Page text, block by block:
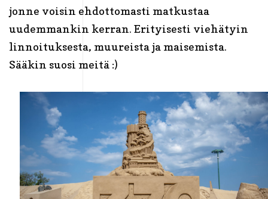
jonne voisin ehdottomasti matkustaa
uudemmankin kerran. Erityisesti viehätyin
linnoituksesta, muureista ja maisemista.
Sääkin suosi meitä :)